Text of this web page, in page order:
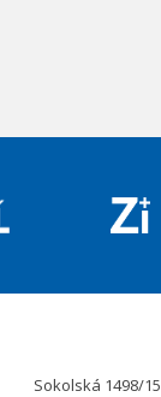
Sokolská 1498/15